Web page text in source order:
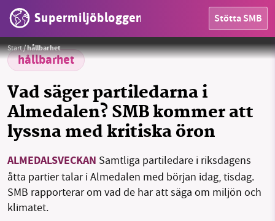
Supermiljöbloggen Stötta SMB
OMRÅDEN
Start/hållbarhet
hållbarhet
Vad säger partiledarna i
Almedalen? SMB kommer att
lyssna med kritiska öron
ALMEDALSVECKAN Samtliga partiledare i riksdagens
åtta partier talar i Almedalen med början idag, tisdag.
SMB rapporterar om vad de har att säga om miljön och
klimatet.
Partiledartalen under Almedalsveckan invigs idag, tisdag med Ebba Bush först ut. Här bild från i fjol. Foto:
starten 2010 har vår ideella redaktion drivit
miljödebatten framåt genom
nyhetsbevakning och granskningar. Nu vill vi
utveckla vårt arbete – och vi hoppas att du